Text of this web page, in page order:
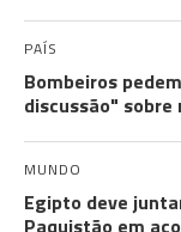
PAÍS
Bombeiros
discussão"
MUNDO
Egipto deve
Paquistão em